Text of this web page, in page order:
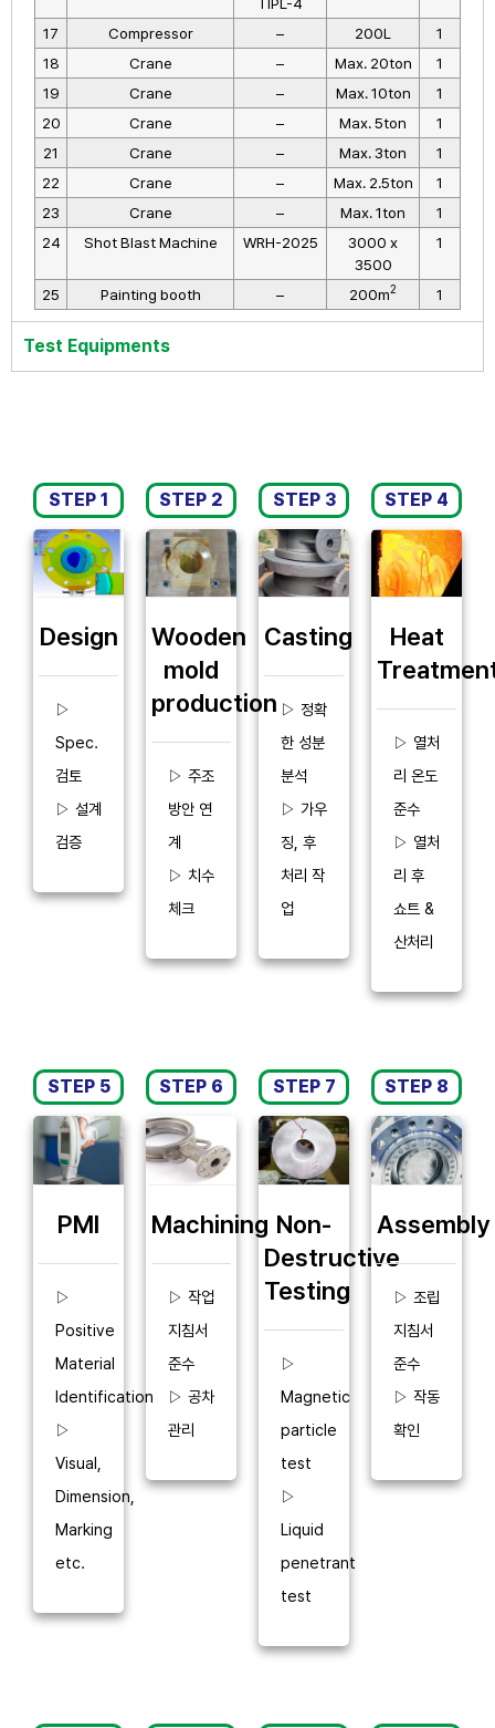
17
Compressor – 200L
1
18
Crane – Max. 20ton
1
19
Crane – Max. 10ton
1
20
Crane – Max. 5ton
1
21
Crane – Max. 3ton
1
22
Crane – Max. 2.5ton
1
23
Crane – Max. 1ton
1
24
Shot Blast Machine WRH-2025
3000 x
3500
1
25 Painting booth – 200m2 1
Test Equipments
STEP 1
Design
▷
Spec.
검토
▷ 설계
검증
STEP 2
Wooden
mold
production
▷ 주조
방안 연
계
▷ 치수
체크
STEP 3
Casting
▷ 정확
한 성분
분석
▷ 가우
징, 후
처리 작
업
STEP 4
Heat
▷ 열처
리 온도
준수
▷ 열처
리 후
쇼트 &
산처리
STEP 5
PMI
▷
Positive
Material
Identification
▷
Visual,
Dimension,
Marking
etc.
STEP 6
Machining
▷ 작업
지침서
준수
▷ 공차
관리
STEP 7
Non-
Destructive
Testing
▷
Magnetic
particle
test
▷
Liquid
penetrant
test
STEP 8
Assembly
▷ 조립
지침서
준수
▷ 작동
확인